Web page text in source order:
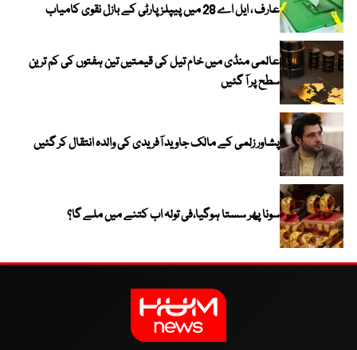
عارف ، ایل اے 28 میں پیپلز پارٹی کے بازل نقوی کامیاب
عالمی منڈی میں خام تیل کی قیمتیں تین ہفتوں کی کم ترین
سطح پر آ گئیں
پشاور زلمی کے مالک جاوید آفریدی کی والدہ انتقال کر گئیں
سونا پھر سستا ہوگیا،فی تولہ اب کتنے میں ملے گا؟